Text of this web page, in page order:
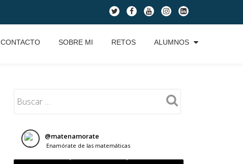
fa-
twitter
fa-
facebook
fa-
youtube
fa-
instagram
fa-
linkedin-
square
CONTACTO SOBRE MI RETOS ALUMNOS
@matenamorate
Enamórate de las matemáticas